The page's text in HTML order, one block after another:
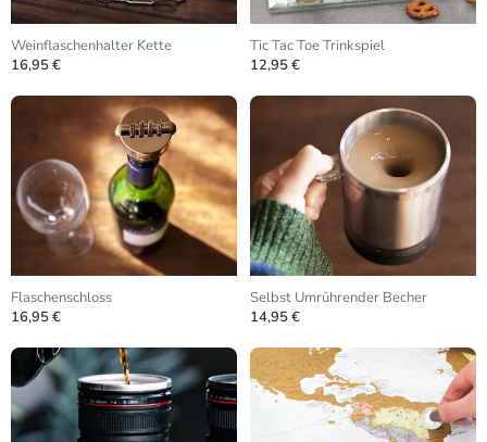
Weinflaschenhalter Kette
16,95 €
Tic Tac Toe Trinkspiel
12,95 €
Flaschenschloss
16,95 €
Selbst Umrührender Becher
14,95 €